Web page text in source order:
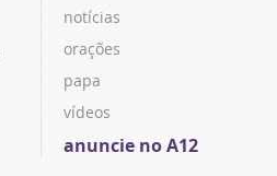
notícias
orações
papa
vídeos
anuncie no A12